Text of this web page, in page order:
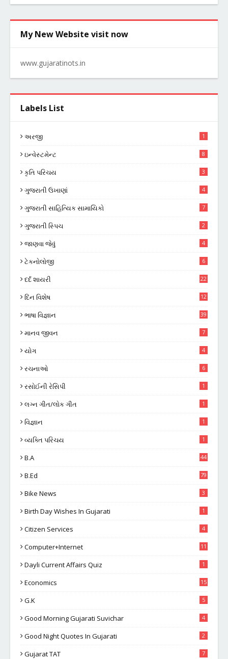
My New Website visit now
www.gujaratinots.in
Labels List
અરજી 1
ઇન્વેસ્ટમેન્ટ 8
કૃતિ પરિચય 3
ગુજરાતી ઉખાણાં 4
ગુજરાતી સાહિત્યિક સામાયિકો 7
ગુજરાતી સ્પિચ 2
જાણવા જેવું 4
ટેકનોલોજી 6
દર્દ શાયરી 22
દિન વિશેષ 12
ભાષા વિજ્ઞાન 39
માનવ જીવન 7
યોગ 4
રચનાઓ 6
રસોઈની રેસિપી 1
લગ્ન ગીત/લોક ગીત 1
વિજ્ઞાન 1
વ્યક્તિ પરિચય 1
B.A 44
B.Ed 79
Bike News 3
Birth Day Wishes In Gujarati 1
Citizen Services 4
Computer+Internet 11
Dayli Current Affairs Quiz 1
Economics 15
G.K 5
Good Morning Gujarati Suvichar 4
Good Night Quotes In Gujarati 2
Gujarat TAT 7